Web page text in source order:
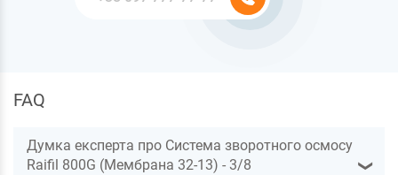
FAQ
Думка експерта про Система зворотного осмосу
Raifil 800G (Мембрана 32-13) - 3/8
❯